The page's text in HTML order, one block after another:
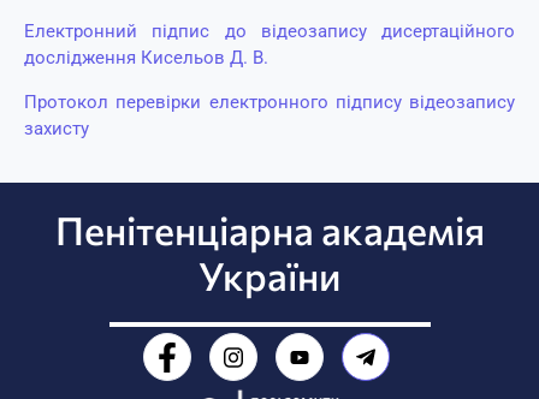
Електронний підпис до відеозапису дисертаційного
дослідження Кисельов Д. В.
Протокол перевірки електронного підпису відеозапису
захисту
Пенітенціарна академія
України